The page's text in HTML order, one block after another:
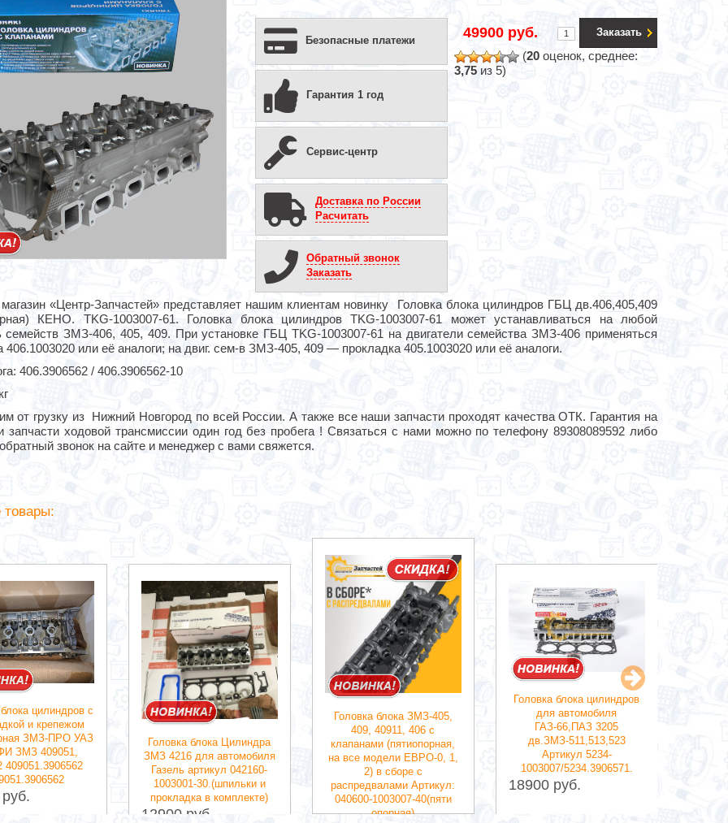
49900 руб. Заказать
(20 оценок, среднее:
3,75 из 5)
Безопасные платежи
Гарантия 1 год
Сервис-центр
Доставка по России
Расчитать
Обратный звонок
Заказать
«Центр-Запчастей» представляет нашим клиентам новинку Головка блока цилиндров ГБЦ дв.406,405,409
КЕНО. TKG-1003007-61. Головка блока цилиндров TKG-1003007-61 может устанавливаться на любой
семейств ЗМЗ-406, 405, 409. При установке ГБЦ TKG-1003007-61 на двигатели семейства ЗМЗ-406 применяться
406.1003020 или её аналоги; на двиг. сем-в ЗМЗ-405, 409 — прокладка 405.1003020 или её аналоги.
406.3906562 / 406.3906562-10
от грузку из Нижний Новгород по всей России. А также все наши запчасти проходят качества ОТК. Гарантия на
запчасти ходовой трансмиссии один год без пробега ! Связаться с нами можно по телефону 89308089592 либо
звонок на сайте и менеджер с вами свяжется.
цилиндров с
и крепежом
ЗМЗ-ПРО УАЗ
ЗМЗ 409051,
409051.3906562
Головка блока Цилиндра
ЗМЗ 4216 для автомобиля
Газель артикул 042160-
1003001-30.(шпильки и
прокладка в комплекте)
12900 руб.
Головка блока ЗМЗ-405,
409, 40911, 406 с
клапанами (пятиопорная,
на все модели ЕВРО-0, 1,
2) в сборе с
распредвалами Артикул:
040600-1003007-40(пяти
опорная)
Головка блока цилиндров
для автомобиля
ГАЗ-66,ПАЗ 3205
дв.ЗМЗ-511,513,523
Артикул 5234-
1003007/5234.3906571.
18900 руб.